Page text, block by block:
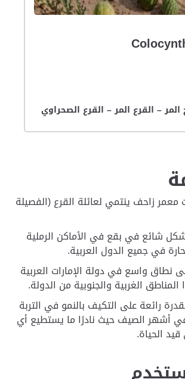
– القرع المر – القرع الصحراوي
معمر زاحف ينتمي لعائلة القرع (الفصيلة
شائع في بقع في الأماكن الرملية
في جميع الدول العربية.
نطاق واسع في دولة الإمارات العربية
المناطق الغربية والجنوبية من الدولة.
رائعة على التكيف بالنمو في التربة
في أشهر الصيف حيث نادرًا ما يستطيع أي
الحياة.